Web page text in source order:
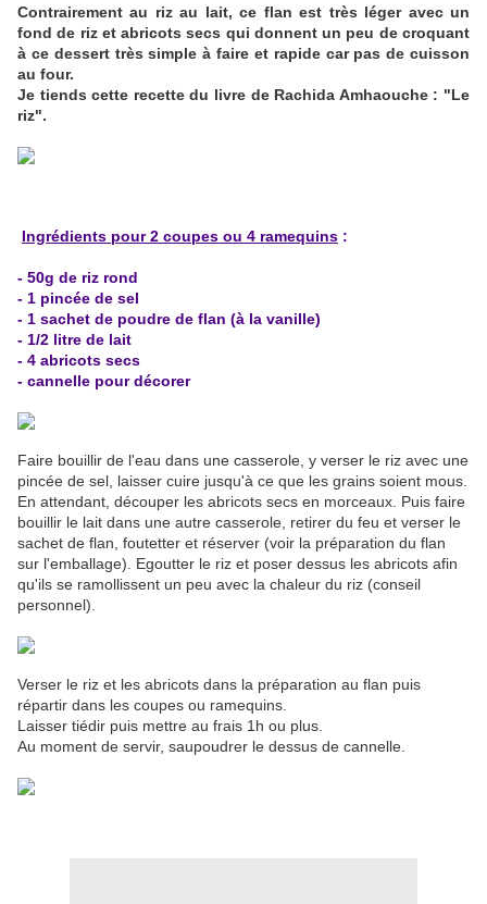
Contrairement au riz au lait, ce flan est très léger avec un
fond de riz et abricots secs qui donnent un peu de croquant
à ce dessert très simple à faire et rapide car pas de cuisson
au four.
Je tiends cette recette du livre de Rachida Amhaouche : "Le
riz".
Ingrédients pour 2 coupes ou 4 ramequins :
- 50g de riz rond
- 1 pincée de sel
- 1 sachet de poudre de flan (à la vanille)
- 1/2 litre de lait
- 4 abricots secs
- cannelle pour décorer
Faire bouillir de l'eau dans une casserole, y verser le riz avec une
pincée de sel, laisser cuire jusqu'à ce que les grains soient mous.
En attendant, découper les abricots secs en morceaux. Puis faire
bouillir le lait dans une autre casserole, retirer du feu et verser le
sachet de flan, foutetter et réserver (voir la préparation du flan
sur l'emballage). Egoutter le riz et poser dessus les abricots afin
qu'ils se ramollissent un peu avec la chaleur du riz (conseil
personnel).
Verser le riz et les abricots dans la préparation au flan puis
répartir dans les coupes ou ramequins.
Laisser tiédir puis mettre au frais 1h ou plus.
Au moment de servir, saupoudrer le dessus de cannelle.